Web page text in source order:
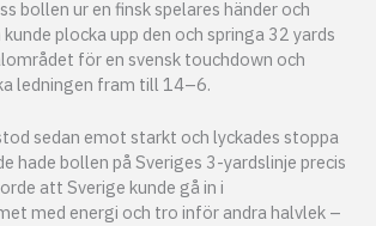
bollen ur en finsk spelares händer och
plocka upp den och springa 32 yards
för en svensk touchdown och
ledningen fram till 14–6.
sedan emot starkt och lyckades stoppa
hade bollen på Sveriges 3-yardslinje precis
att Sverige kunde gå in i
med energi och tro inför andra halvlek –